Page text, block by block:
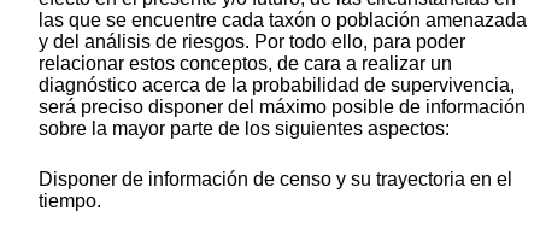
las que se encuentre cada taxón o población amenazada
y del análisis de riesgos. Por todo ello, para poder
relacionar estos conceptos, de cara a realizar un
diagnóstico acerca de la probabilidad de supervivencia,
será preciso disponer del máximo posible de información
sobre la mayor parte de los siguientes aspectos:
Disponer de información de censo y su trayectoria en el
tiempo.